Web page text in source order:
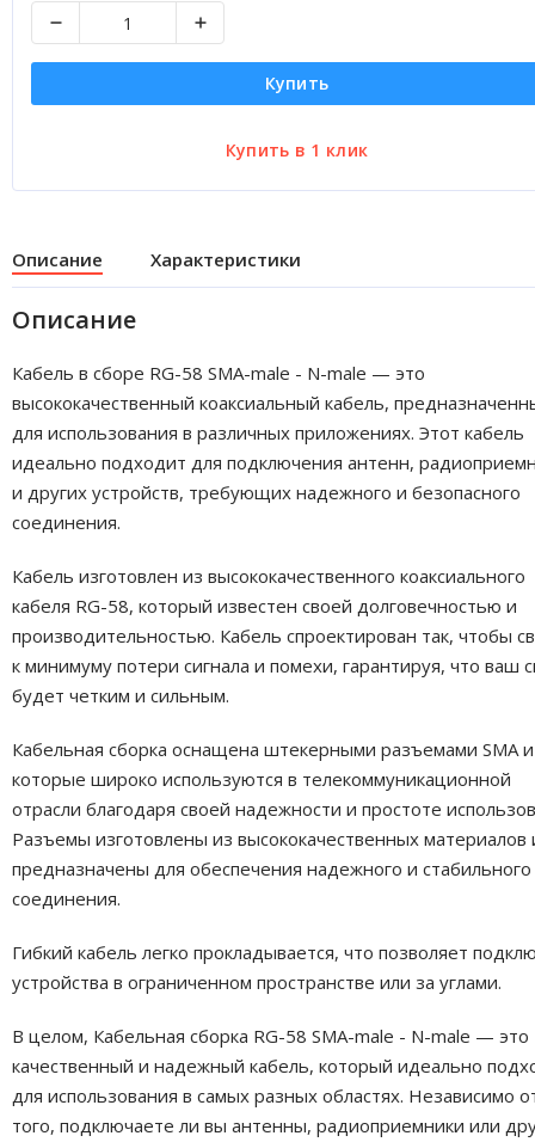
Купить
Описание Характеристики
Описание
Кабель в сборе RG-58 SMA-male - N-male — это
высококачественный коаксиальный кабель,
для использования в различных приложениях. Этот кабель
идеально подходит для подключения антенн,
и других устройств, требующих надежного и безопасного
соединения.
Кабель изготовлен из высококачественного коаксиального
кабеля RG-58, который известен своей долговечностью и
производительностью. Кабель спроектирован так, чтобы
к минимуму потери сигнала и помехи, гарантируя, что ваш
будет четким и сильным.
Кабельная сборка оснащена штекерными разъемами SMA
которые широко используются в телекоммуникационной
отрасли благодаря своей надежности и простоте
Разъемы изготовлены из высококачественных материалов
предназначены для обеспечения надежного и стабильного
соединения.
Гибкий кабель легко прокладывается, что позволяет
устройства в ограниченном пространстве или за углами.
В целом, Кабельная сборка RG-58 SMA-male - N-male — это
качественный и надежный кабель, который идеально
для использования в самых разных областях. Независимо
того, подключаете ли вы антенны, радиоприемники или